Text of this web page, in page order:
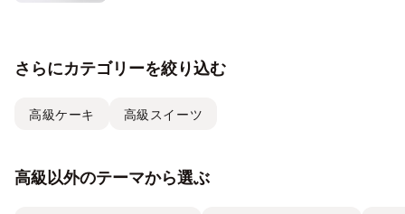
さらにカテゴリーを絞り込む
高級ケーキ 高級スイーツ
高級以外のテーマから選ぶ